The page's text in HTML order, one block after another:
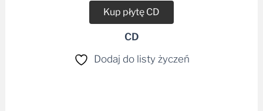
CD
Dodaj do listy życzeń